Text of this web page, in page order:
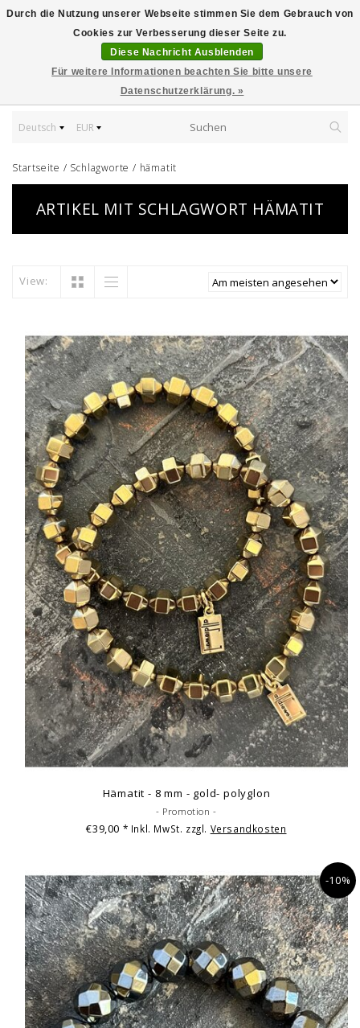
Deutsch EUR
Startseite / Schlagworte / hämatit
ARTIKEL MIT SCHLAGWORT HÄMATIT
View:
Hämatit - 8 mm - gold- polyglon
- Promotion -
€39,00 * Inkl. MwSt. zzgl. Versandkosten
-10%
Durch die Nutzung unserer Webseite stimmen Sie dem Gebrauch von
Cookies zur Verbesserung dieser Seite zu.
Diese Nachricht Ausblenden
Für weitere Informationen beachten Sie bitte unsere
Datenschutzerklärung. »